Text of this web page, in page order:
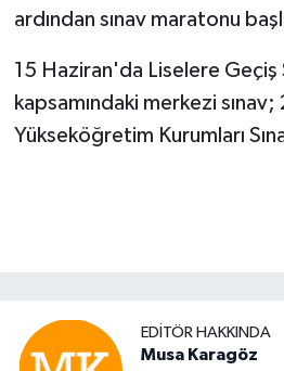
ardından sınav maratonu
15 Haziran'da Liselere Geçiş
kapsamındaki merkezi
Yükseköğretim Kurumları
EDITÖR HAKKINDA
Musa Karagöz